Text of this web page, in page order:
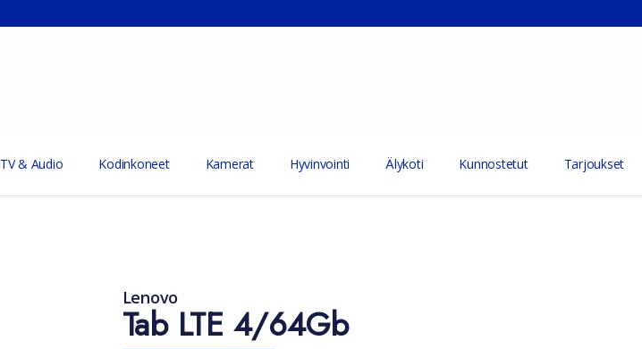
TV & Audio Kodinkoneet Kamerat Hyvinvointi Älykoti Kunnostetut Tarjoukset
Lenovo
Tab LTE 4/64Gb